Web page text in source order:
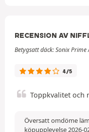
RECENSION AV
Betygsatt däck: Sonix Prime
4/5
Toppkvalitet och
Översatt omdöme
köpupplevelse 2026-